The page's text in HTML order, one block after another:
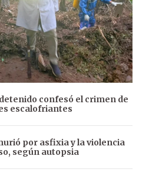
confesó el crimen de
escalofriantes
por asfixia y la violencia
según autopsia